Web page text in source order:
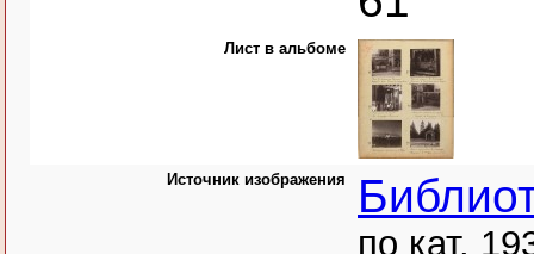
Лист в альбоме
Источник изображения
по кат.